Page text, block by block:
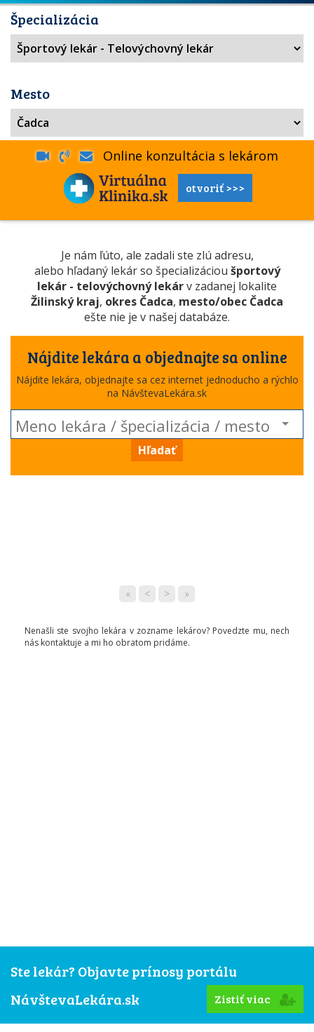
Špecializácia
Mesto
Online konzultácia s lekárom
otvoriť >>>
Je nám ľúto, ale zadali ste zlú adresu,
alebo hľadaný lekár so špecializáciou športový
lekár - telovýchovný lekárv zadanej lokalite
Žilinský kraj, okres Čadca, mesto/obec Čadca
ešte nie je v našej databáze.
Nájdite lekára a objednajte sa online
Nájdite lekára, objednajte sa cez internet jednoducho a rýchlo
na NávštevaLekára.sk
Hľadať
« < > »
Nenašli ste svojho lekára v zozname lekárov? Povedzte mu, nech
nás kontaktuje a mi ho obratom pridáme.
Ste lekár? Objavte prínosy portálu
NávštevaLekára.sk
Zistiť viac